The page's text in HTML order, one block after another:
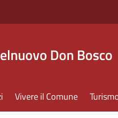
Don Bosco
Vivere il Comune